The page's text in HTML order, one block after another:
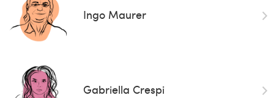
Ingo Maurer
Gabriella Crespi